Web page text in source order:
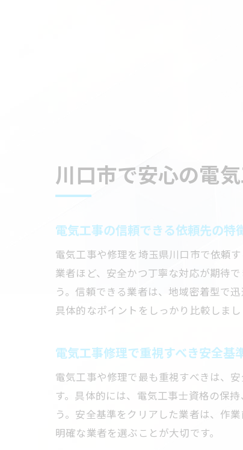
川口市で安心の電
電気工事の信頼できる依頼先の特
電気工事や修理を埼玉県川口市で依頼
業者ほど、安全かつ丁寧な対応が期待
う。信頼できる業者は、地域密着型で
具体的なポイントをしっかり比較しまし
電気工事修理で重視すべき安全基
電気工事や修理で最も重視すべきは、
す。具体的には、電気工事士資格の保
う。安全基準をクリアした業者は、作
明確な業者を選ぶことが大切です。